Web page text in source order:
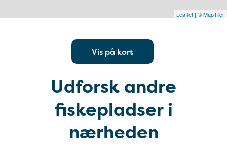
Leaflet | © MapTiler
Vis på kort
Udforsk andre
fiskepladser i
nærheden